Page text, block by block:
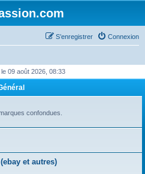
Connexion
S’enregistrer
09 août 2026, 08:33
confondues.
et autres)